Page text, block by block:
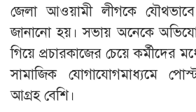
জেলা আওয়ামী লীগকে
জানানো হয়। সভায় অনেকে
গিয়ে প্রচারকাজের চেয়ে কর্মীদের
সামাজিক যোগাযোগমাধ্যমে
আগ্রহ বেশি।